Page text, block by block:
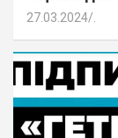
27.03.2024